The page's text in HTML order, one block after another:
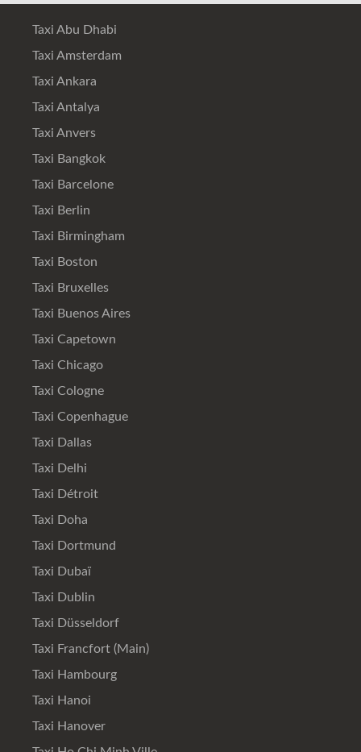
Taxi Abu Dhabi
Taxi Amsterdam
Taxi Ankara
Taxi Antalya
Taxi Anvers
Taxi Bangkok
Taxi Barcelone
Taxi Berlin
Taxi Birmingham
Taxi Boston
Taxi Bruxelles
Taxi Buenos Aires
Taxi Capetown
Taxi Chicago
Taxi Cologne
Taxi Copenhague
Taxi Dallas
Taxi Delhi
Taxi Détroit
Taxi Doha
Taxi Dortmund
Taxi Dubaï
Taxi Dublin
Taxi Düsseldorf
Taxi Francfort (Main)
Taxi Hambourg
Taxi Hanoi
Taxi Hanover